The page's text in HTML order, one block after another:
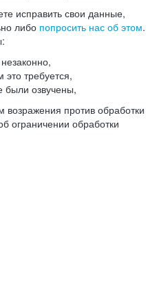
исправить свои данные,
либо попросить нас об этом.
требуется,
были озвучены,
против обработки
ограничении обработки